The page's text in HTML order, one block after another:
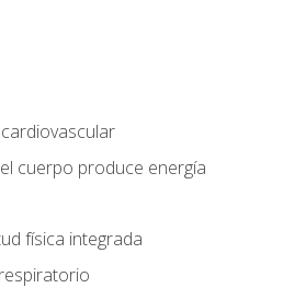
cuerpo produce energía
física integrada